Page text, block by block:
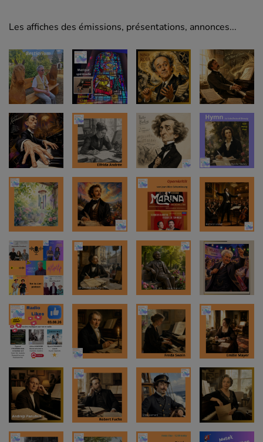
Les affiches des émissions, présentations, annonces...